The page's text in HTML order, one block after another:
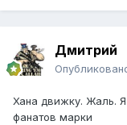
Дмитрий
Хана движку. Жаль.
фанатов марки